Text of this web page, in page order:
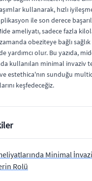
kullanarak, hızlı
ile son derece
ameliyatı, sadece fazla
obeziteye bağlı sağlık
yardımcı olur. Bu yazıda,
kullanılan minimal invaziv
ve estethica'nın sunduğu
keşfedeceğiz.
Minimal
Rolü